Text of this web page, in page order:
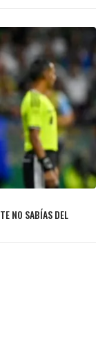
NO SABÍAS DEL